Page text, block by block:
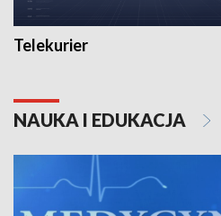
Telekurier
NAUKA I EDUKACJA